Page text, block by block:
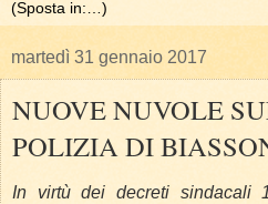
martedì 31 gennaio 2017
NUOVE NUVOLE
POLIZIA DI
In virtù dei decreti